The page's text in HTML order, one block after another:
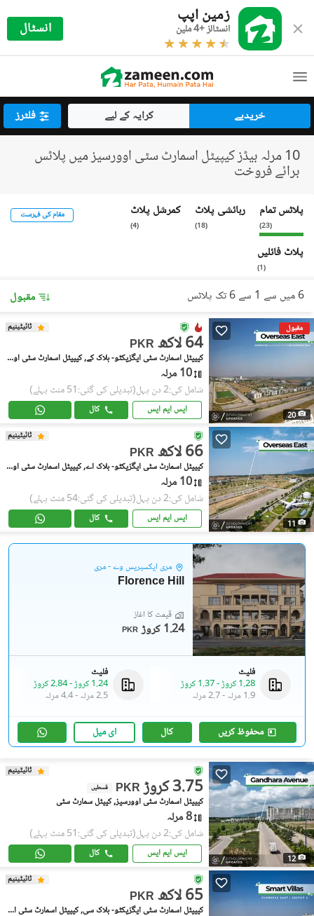
زمین اپپ
انسٹالز +4 ملین انسٹال
خریدیے کرایہ کے لیے فلٹرز
10 مرلہ بیڈز کیپیٹل اسمارٹ سٹی اوورسیز میں پلاٹس
برائے فروخت
پلاٹس تمام
(
23
)
رہائشی پلاٹ
(
18
)
کمرشل پلاٹ
(
4
)
پلاٹ فائلیں
(
1
)
مقام کی فہرست
6 میں سے 1 سے 6 تک پلاٹس مقبول
مقبول
20
ٹائیٹینیم
PKR 64 لاکھ
کیپیٹل اسمارٹ سٹی ایگزیکٹو- بلاک کے, کیپیٹل اسمارٹ سٹی اوورسیز
10 مرلہ
شامل کی:2 دن پہل (تبدیلی کی گئی:51 منٹ پہلے)
ایس ایم ایس کال
11
ٹائیٹینیم
PKR 66 لاکھ
کیپیٹل اسمارٹ سٹی ایگزیکٹو- بلاک اے, کیپیٹل اسمارٹ سٹی اوورسیز
10 مرلہ
شامل کی:2 دن پہل (تبدیلی کی گئی:54 منٹ پہلے)
ایس ایم ایس کال
مری ایکسپریس وے - مری
Florence Hill
قیمت کا آغاز
PKR 1.24 کروڑ
فلیٹ
1.28 کروڑ
-1.37 کروڑ
1.9 مرلہ
-2.7 مرلہ
فلیٹ
1.24 کروڑ
-2.84 کروڑ
2.5 مرلہ
-4.4 مرلہ
محفوظ کریں کال ای میل
12
ٹائیٹینیم
PKR 3.75 کروڑ قسطیں
کیپیٹل اسمارٹ سٹی اوورسیز, کیپٹل سمارٹ سٹی
8 مرلہ
شامل کی:2 دن پہل (تبدیلی کی گئی:51 منٹ پہلے)
ایس ایم ایس کال
ٹائیٹینیم
PKR 65 لاکھ
کیپیٹل اسمارٹ سٹی ایگزیکٹو- بلاک سی, کیپیٹل اسمارٹ سٹی اوورسیز